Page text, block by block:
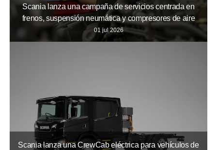
Scania lanza una campaña de servicios centrada en
frenos, suspensión neumática y compresores de aire
01 jul 2026
Scania lanza una CrewCab eléctrica para vehículos de